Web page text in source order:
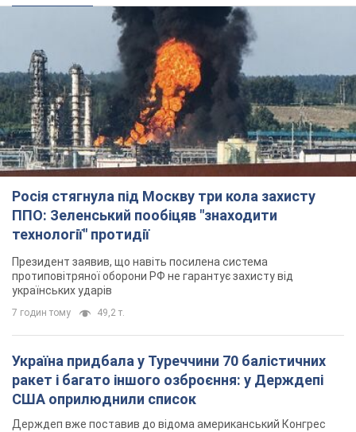
Росія стягнула під Москву три кола захисту
ППО: Зеленський пообіцяв "знаходити
технології" протидії
Президент заявив, що навіть посилена система
протиповітряної оборони РФ не гарантує захисту від
українських ударів
7 годин тому 49,2 т.
Україна придбала у Туреччини 70 балістичних
ракет і багато іншого озброєння: у Держдепі
США оприлюднили список
Держдеп вже поставив до відома американський Конгрес